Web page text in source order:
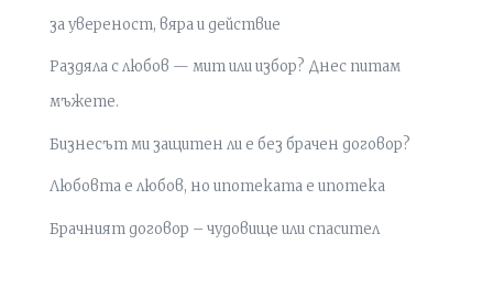
за увереност, вяра и действие
Раздяла с любов — мит или избор? Днес питам
мъжете.
Бизнесът ми защитен ли е без брачен договор?
Любовта е любов, но ипотеката е ипотека
Брачният договор – чудовище или спасител